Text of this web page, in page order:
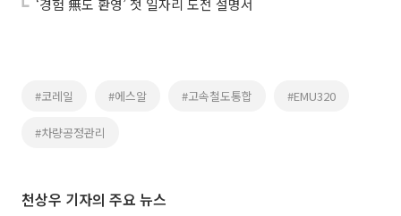
#코레일 #에스알 #고속철도통합 #EMU320
#차량공정관리
천상우 기자의 주요 뉴스